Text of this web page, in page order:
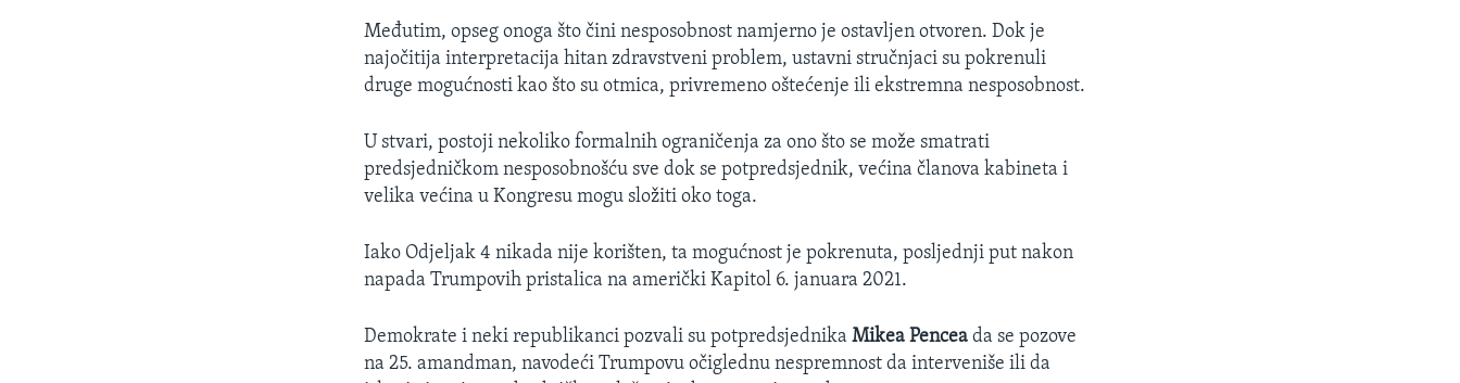
Međutim, opseg onoga što čini nesposobnost namjerno je ostavljen otvoren. Dok je
najočitija interpretacija hitan zdravstveni problem, ustavni stručnjaci su pokrenuli
druge mogućnosti kao što su otmica, privremeno oštećenje ili ekstremna nesposobnost.
U stvari, postoji nekoliko formalnih ograničenja za ono što se može smatrati
predsjedničkom nesposobnošću sve dok se potpredsjednik, većina članova kabineta i
velika većina u Kongresu mogu složiti oko toga.
Iako Odjeljak 4 nikada nije korišten, ta mogućnost je pokrenuta, posljednji put nakon
napada Trumpovih pristalica na američki Kapitol 6. januara 2021.
Demokrate i neki republikanci pozvali su potpredsjednikaMikea Pencea da se pozove
na 25. amandman, navodeći Trumpovu očiglednu nespremnost da interveniše ili da